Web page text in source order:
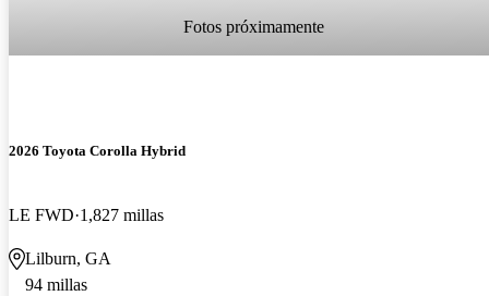
Fotos próximamente
2026 Toyota Corolla Hybrid
LE FWD 1,827 millas
Lilburn, GA
94 millas